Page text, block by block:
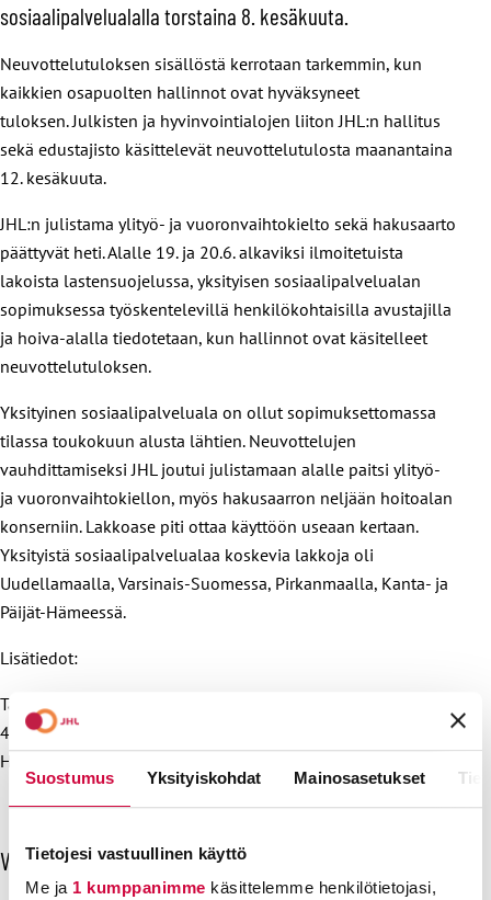
Suostumus Yksityiskohdat Mainosasetukset
Tietojesi vastuullinen käyttö
Me ja 1 kumppanimme käsittelemme henkilötietojasi,
sosiaalipalvelualalla torstaina 8. kesäkuuta.
Neuvottelutuloksen sisällöstä kerrotaan tarkemmin, kun
kaikkien osapuolten hallinnot ovat hyväksyneet
tuloksen. Julkisten ja hyvinvointialojen liiton JHL:n hallitus
sekä edustajisto käsittelevät neuvottelutulosta maanantaina
12. kesäkuuta.
JHL:n julistama ylityö- ja vuoronvaihtokielto sekä hakusaarto
päättyvät heti. Alalle 19. ja 20.6. alkaviksi ilmoitetuista
lakoista lastensuojelussa, yksityisen sosiaalipalvelualan
sopimuksessa työskentelevillä henkilökohtaisilla avustajilla
ja hoiva-alalla tiedotetaan, kun hallinnot ovat käsitelleet
neuvottelutuloksen.
Yksityinen sosiaalipalveluala on ollut sopimuksettomassa
tilassa toukokuun alusta lähtien. Neuvottelujen
vauhdittamiseksi JHL joutui julistamaan alalle paitsi ylityö-
ja vuoronvaihtokiellon, myös hakusaarron neljään hoitoalan
konserniin. Lakkoase piti ottaa käyttöön useaan kertaan.
Yksityistä sosiaalipalvelualaa koskevia lakkoja oli
Uudellamaalla, Varsinais-Suomessa, Pirkanmaalla, Kanta- ja
Päijät-Hämeessä.
Lisätiedot:
Tanja Tuunainen-Vainio, vastaava sopimusasiantuntija, 050
463 2243
Hanna Katajamäki, sopimusasiantuntija, 050 513 7701
O
h
Viimeisimmät uutiset